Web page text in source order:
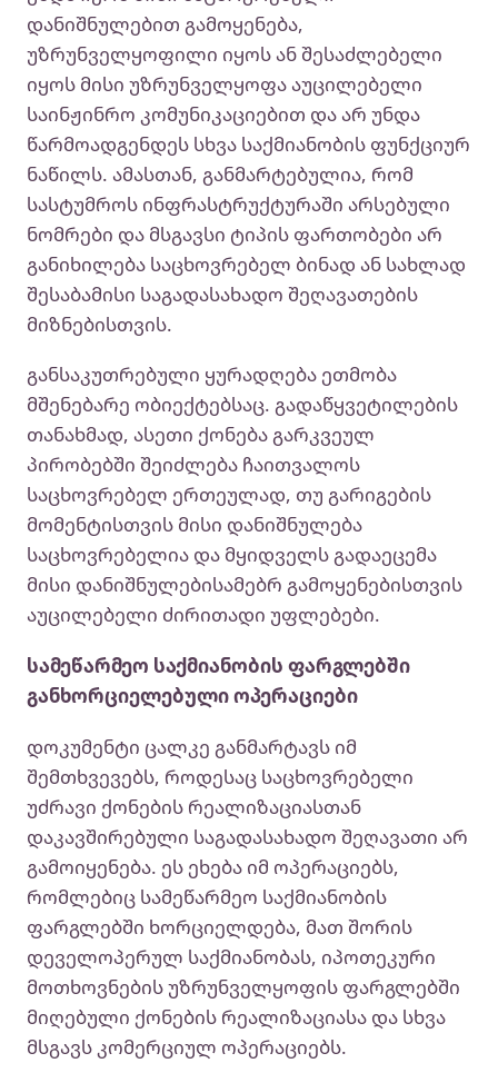
დანიშნულებით გამოყენება,
უზრუნველყოფილი იყოს ან შესაძლებელი
იყოს მისი უზრუნველყოფა აუცილებელი
საინჟინრო კომუნიკაციებით და არ უნდა
წარმოადგენდეს სხვა საქმიანობის ფუნქციურ
ნაწილს. ამასთან, განმარტებულია, რომ
სასტუმროს ინფრასტრუქტურაში არსებული
ნომრები და მსგავსი ტიპის ფართობები არ
განიხილება საცხოვრებელ ბინად ან სახლად
შესაბამისი საგადასახადო შეღავათების
მიზნებისთვის.
განსაკუთრებული ყურადღება ეთმობა
მშენებარე ობიექტებსაც. გადაწყვეტილების
თანახმად, ასეთი ქონება გარკვეულ
პირობებში შეიძლება ჩაითვალოს
საცხოვრებელ ერთეულად, თუ გარიგების
მომენტისთვის მისი დანიშნულება
საცხოვრებელია და მყიდველს გადაეცემა
მისი დანიშნულებისამებრ გამოყენებისთვის
აუცილებელი ძირითადი უფლებები.
სამეწარმეო საქმიანობის ფარგლებში
განხორციელებული ოპერაციები
დოკუმენტი ცალკე განმარტავს იმ
შემთხვევებს, როდესაც საცხოვრებელი
უძრავი ქონების რეალიზაციასთან
დაკავშირებული საგადასახადო შეღავათი არ
გამოიყენება. ეს ეხება იმ ოპერაციებს,
რომლებიც სამეწარმეო საქმიანობის
ფარგლებში ხორციელდება, მათ შორის
დეველოპერულ საქმიანობას, იპოთეკური
მოთხოვნების უზრუნველყოფის ფარგლებში
მიღებული ქონების რეალიზაციასა და სხვა
მსგავს კომერციულ ოპერაციებს.